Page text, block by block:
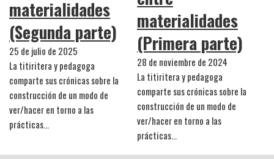
materialidades
(Segunda parte)
25 de julio de 2025
La titiritera y pedagoga
comparte sus crónicas sobre la
construcción de un modo de
ver/hacer en torno a las
prácticas…
materialidades
(Primera parte)
28 de noviembre de 2024
La titiritera y pedagoga
comparte sus crónicas sobre la
construcción de un modo de
ver/hacer en torno a las
prácticas…